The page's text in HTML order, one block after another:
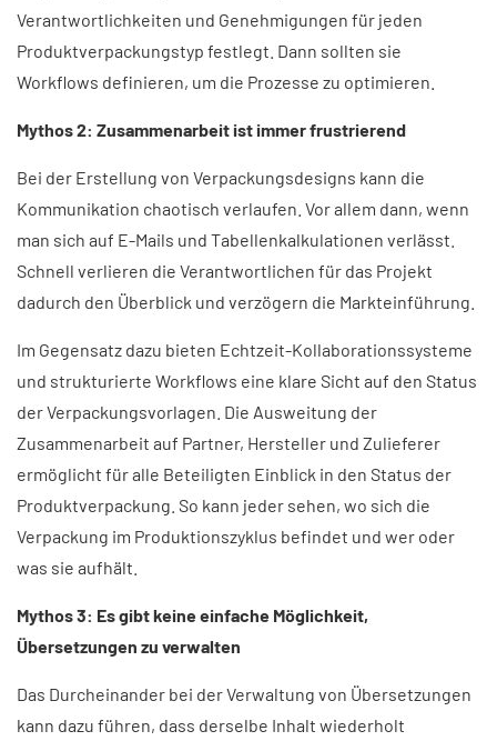
Verantwortlichkeiten und Genehmigungen für jeden
Produktverpackungstyp festlegt. Dann sollten sie
Workflows definieren, um die Prozesse zu optimieren.
Mythos 2: Zusammenarbeit ist immer frustrierend
Bei der Erstellung von Verpackungsdesigns kann die
Kommunikation chaotisch verlaufen. Vor allem dann, wenn
man sich auf E-Mails und Tabellenkalkulationen verlässt.
Schnell verlieren die Verantwortlichen für das Projekt
dadurch den Überblick und verzögern die Markteinführung.
Im Gegensatz dazu bieten Echtzeit-Kollaborationssysteme
und strukturierte Workflows eine klare Sicht auf den Status
der Verpackungsvorlagen. Die Ausweitung der
Zusammenarbeit auf Partner, Hersteller und Zulieferer
ermöglicht für alle Beteiligten Einblick in den Status der
Produktverpackung. So kann jeder sehen, wo sich die
Verpackung im Produktionszyklus befindet und wer oder
was sie aufhält.
Mythos 3: Es gibt keine einfache Möglichkeit,
Übersetzungen zu verwalten
Das Durcheinander bei der Verwaltung von Übersetzungen
kann dazu führen, dass derselbe Inhalt wiederholt